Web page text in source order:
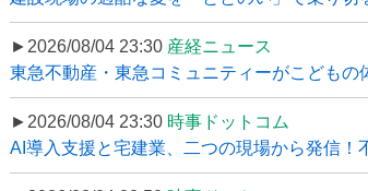
►2026/08/04 23:30 産経ニュース
東急不動産・東急コミュニティーがこどもの
►2026/08/04 23:30 時事ドットコム
AI導入支援と宅建業、二つの現場から発信！